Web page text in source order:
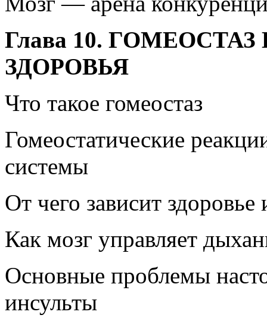
Глава 10.
ЗДОРОВЬЯ
Что такое гомеостаз
Гомеостатические
системы
От чего зависит
Как мозг управляет
Основные проблемы
инсульты